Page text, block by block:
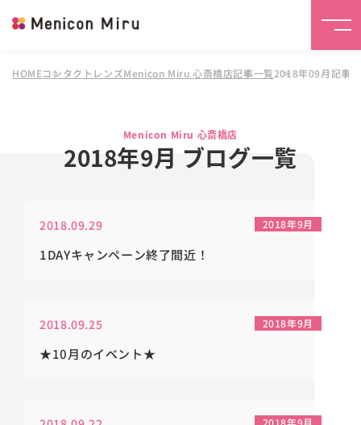
HOMEコンタクトレンズMenicon Miru 心斎橋店記事一覧2018年09月記事
Menicon Miru 心斎橋店
2018年9月 ブログ一覧
2018.09.29 2018年9月
1DAYキャンペーン終了間近！
2018.09.25 2018年9月
★10月のイベント★
2018年9月